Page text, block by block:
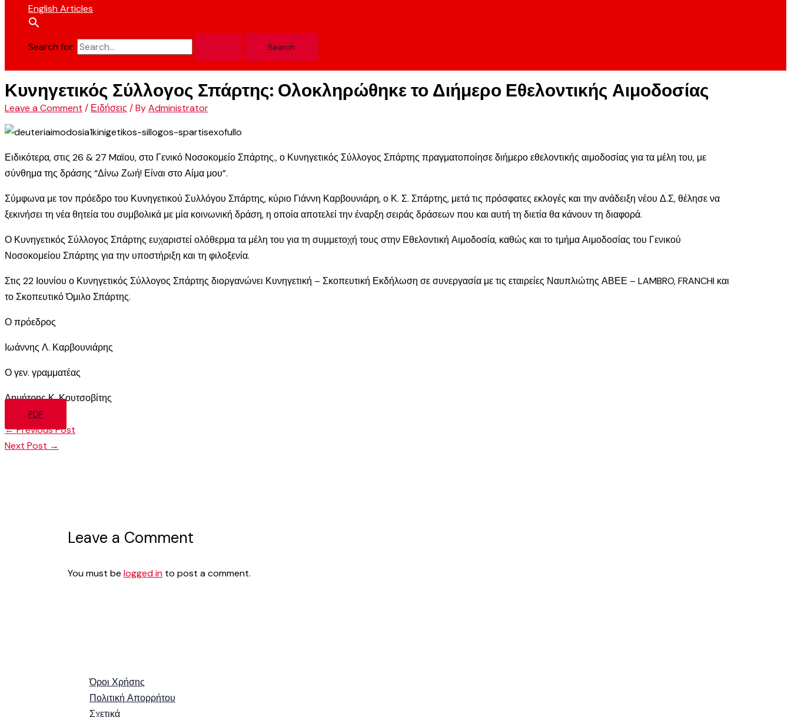
English Articles
Search for:
Κυνηγετικός Σύλλογος Σπάρτης: Ολοκληρώθηκε το Διήμερο Εθελοντικής Αιμοδοσίας
Leave a Comment / Ειδήσεις / ByAdministrator
Ειδικότερα, στις 26 & 27 Mαϊου, στο Γενικό Νοσοκομείο Σπάρτης., ο Κυνηγετικός Σύλλογος Σπάρτης πραγματοποίησε διήμερο εθελοντικής αιμοδοσίας για τα μέλη του, με
σύνθημα της δράσης “Δίνω Ζωή! Είναι στο Αίμα μου”.
Σύμφωνα με τον πρόεδρο του Κυνηγετικού Συλλόγου Σπάρτης, κύριο Γιάννη Καρβουνιάρη, ο Κ. Σ. Σπάρτης, μετά τις πρόσφατες εκλογές και την ανάδειξη νέου Δ.Σ, θέλησε να
ξεκινήσει τη νέα θητεία του συμβολικά με μία κοινωνική δράση, η οποία αποτελεί την έναρξη σειράς δράσεων που και αυτή τη διετία θα κάνουν τη διαφορά.
Ο Κυνηγετικός Σύλλογος Σπάρτης ευχαριστεί ολόθερμα τα μέλη του για τη συμμετοχή τους στην Εθελοντική Αιμοδοσία, καθώς και το τμήμα Αιμοδοσίας του Γενικού
Νοσοκομείου Σπάρτης για την υποστήριξη και τη φιλοξενία.
Στις 22 Ιουνίου ο Κυνηγετικός Σύλλογος Σπάρτης διοργανώνει Κυνηγετική – Σκοπευτική Εκδήλωση σε συνεργασία με τις εταιρείες Ναυπλιώτης ΑΒΕΕ – LAMBRO, FRANCHI και
το Σκοπευτικό Όμιλο Σπάρτης.
Ο πρόεδρος
Ιωάννης Λ. Καρβουνιάρης
Ο γεν. γραμματέας
Δημήτρης Κ. Κουτσοβίτης
PDF
←Previous Post
Next Post →
Leave a Comment
You must be logged into post a comment.
Όροι Χρήσης
Πολιτική Απορρήτου
Σχετικά